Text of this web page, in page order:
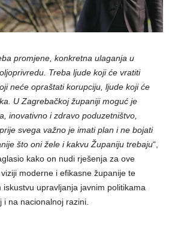
promjene, konkretna ulaganja u
Treba ljude koji će vratiti
neće opraštati korupciju, ljude koji će
U Zagrebačkoj županiji moguć je
inovativno i zdravo poduzetništvo,
svega važno je imati plan i ne bojati
što oni žele i kakvu Županiju trebaju“,
kako on nudi rješenja za ove
moderne i efikasne županije te
upravljanja javnim politikama
na nacionalnoj razini.